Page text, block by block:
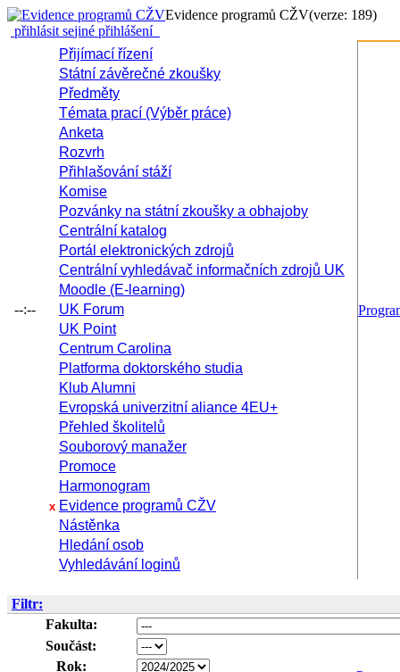
Evidence programů CŽV(verze: 189)
přihlásit sejiné přihlášení
--:--
Přijímací řízení
Státní závěrečné zkoušky
Předměty
Témata prací (Výběr práce)
Anketa
Rozvrh
Přihlašování stáží
Komise
Pozvánky na státní zkoušky a obhajoby
Centrální katalog
Portál elektronických zdrojů
Centrální vyhledávač informačních zdrojů UK
Moodle (E-learning)
UK Forum
UK Point
Centrum Carolina
Platforma doktorského studia
Klub Alumni
Evropská univerzitní aliance 4EU+
Přehled školitelů
Souborový manažer
Promoce
Harmonogram
x Evidence programů CŽV
Nástěnka
Hledání osob
Vyhledávání loginů
Filtr:
Fakulta:
Součást:
Rok: